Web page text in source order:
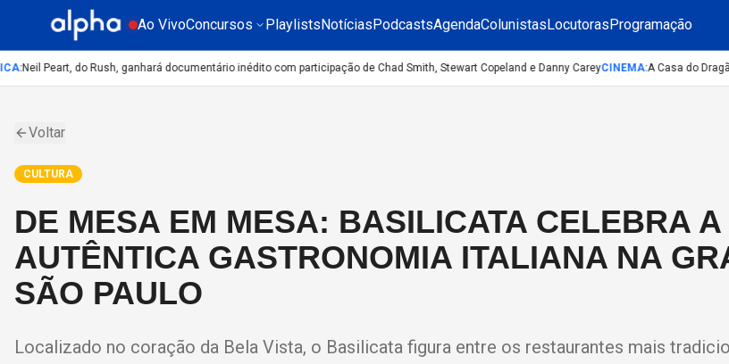
Ao VivoConcursos PlaylistsNotíciasPodcastsAgendaColunistasLocutorasProgramação
:Neil Peart, do Rush, ganhará documentário inédito com participação de Chad Smith, Stewart Copeland e Danny CareyCINEMA:A Casa do
Voltar
CULTURA
DE MESA EM MESA: BASILICATA CELEBRA A
AUTÊNTICA GASTRONOMIA ITALIANA NA
SÃO PAULO
Localizado no coração da Bela Vista, o Basilicata figura entre os restaurantes mais